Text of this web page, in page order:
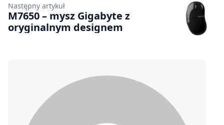
Następny artykuł
M7650 – mysz Gigabyte z
oryginalnym designem